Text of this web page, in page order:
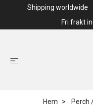
Shipping worldwide
Fri frakt
Hem Perch